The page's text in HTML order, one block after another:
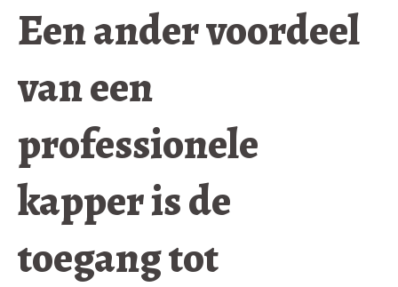
Een ander voordeel
van een
professionele
kapper is de
toegang tot